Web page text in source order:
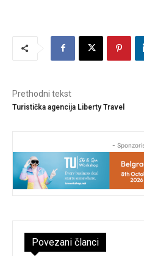
Prethodni tekst
Turistička agencija Liberty Travel
-
Povezani članci